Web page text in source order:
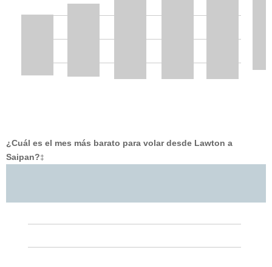
¿Cuál es el mes más barato para volar desde Lawton a
Saipan?‡